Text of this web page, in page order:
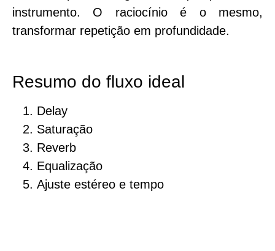
instrumento. O raciocínio é o mesmo,
transformar repetição em profundidade.
Resumo do fluxo ideal
Delay
Saturação
Reverb
Equalização
Ajuste estéreo e tempo